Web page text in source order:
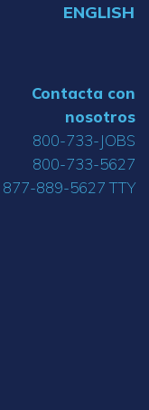
ENGLISH
Contacta con
nosotros
800-733-JOBS
800-733-5627
877-889-5627 TTY